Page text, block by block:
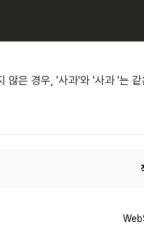
은 경우, '사과'와 '사과 '는